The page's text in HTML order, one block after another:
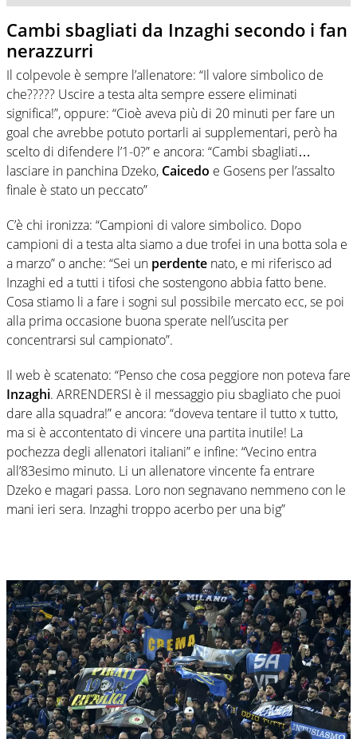
Cambi sbagliati da Inzaghi secondo i fan
nerazzurri
Il colpevole è sempre l’allenatore: “Il valore simbolico de
che????? Uscire a testa alta sempre essere eliminati
significa!”, oppure: “Cioè aveva più di 20 minuti per fare un
goal che avrebbe potuto portarli ai supplementari, però ha
scelto di difendere l’1-0?” e ancora: “Cambi sbagliati…
lasciare in panchina Dzeko, Caicedo e Gosens per l’assalto
finale è stato un peccato”
C’è chi ironizza: “Campioni di valore simbolico. Dopo
campioni di a testa alta siamo a due trofei in una botta sola e
a marzo” o anche: “Sei un perdente nato, e mi riferisco ad
Inzaghi ed a tutti i tifosi che sostengono abbia fatto bene.
Cosa stiamo li a fare i sogni sul possibile mercato ecc, se poi
alla prima occasione buona sperate nell’uscita per
concentrarsi sul campionato”.
Il web è scatenato: “Penso che cosa peggiore non poteva fare
Inzaghi. ARRENDERSI è il messaggio piu sbagliato che puoi
dare alla squadra!” e ancora: “doveva tentare il tutto x tutto,
ma si è accontentato di vincere una partita inutile! La
pochezza degli allenatori italiani” e infine: “Vecino entra
all’83esimo minuto. Li un allenatore vincente fa entrare
Dzeko e magari passa. Loro non segnavano nemmeno con le
mani ieri sera. Inzaghi troppo acerbo per una big”